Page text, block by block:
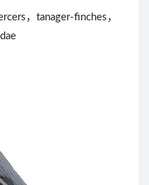
，tanager-finches，